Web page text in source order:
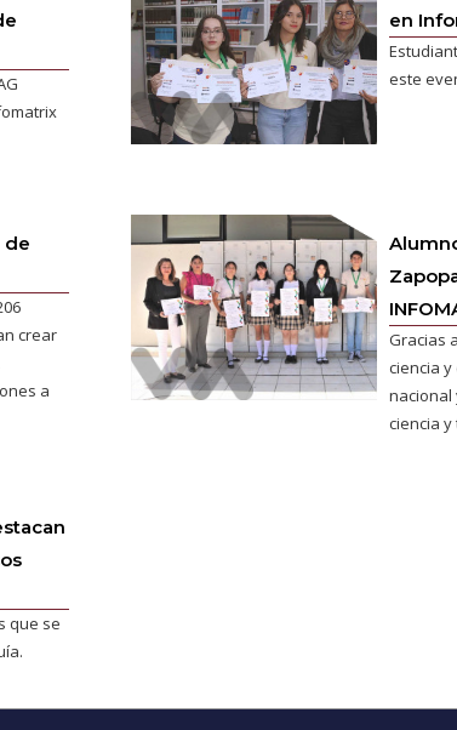
en
este
de
crear
a
Gracias
ciencia
nacional
ciencia y
que se